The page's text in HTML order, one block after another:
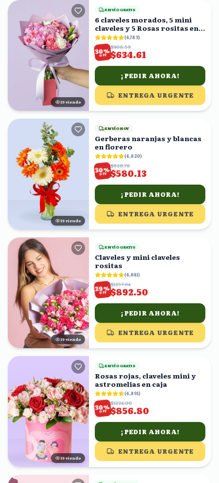
20 viendo
ENVÍO GRATIS
6 claveles morados, 5 mini
claveles y 5 Rosas rositas en
ramo
(4,783)
30%
OFF
$906.59
$634.61
¡PEDIR AHORA!
ENTREGA URGENTE
18 viendo
ENVÍO HOY
Gerberas naranjas y blancas
en florero
(4,820)
30%
OFF
$828.76
$580.13
¡PEDIR AHORA!
ENTREGA URGENTE
19 viendo
ENVÍO GRATIS
Claveles y mini claveles
rositas
(4,641)
29%
OFF
$1257.04
$892.50
¡PEDIR AHORA!
ENTREGA URGENTE
18 viendo
ENVÍO GRATIS
Rosas rojas, claveles mini y
astromelias en caja
(4,891)
30%
OFF
$1224.00
$856.80
¡PEDIR AHORA!
ENTREGA URGENTE